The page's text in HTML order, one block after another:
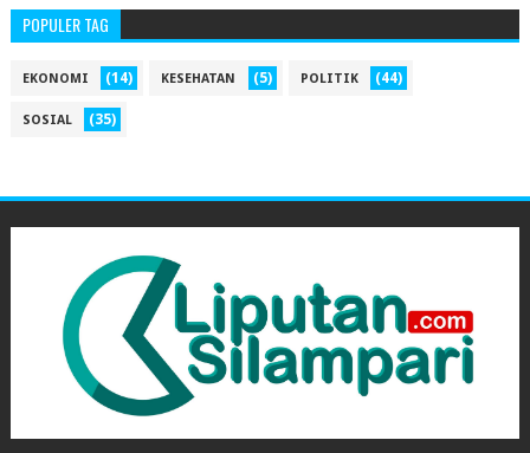
POPULER TAG
EKONOMI (14) KESEHATAN (5) POLITIK (44)
SOSIAL (35)